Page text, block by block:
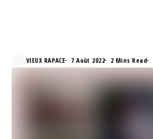
VIEUX RAPACE 7 Août 2022 2 Mins Read